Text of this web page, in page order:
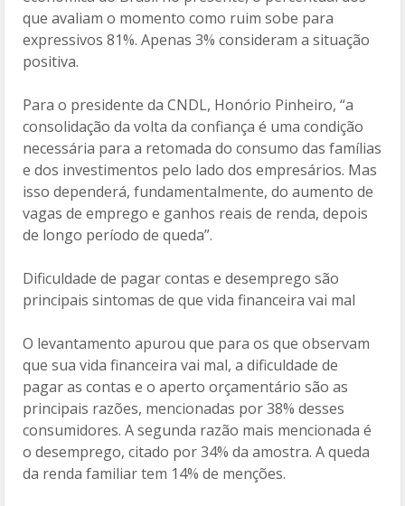
que avaliam o momento como ruim sobe para
expressivos 81%. Apenas 3% consideram a situação
positiva.
Para o presidente da CNDL, Honório Pinheiro, “a
consolidação da volta da confiança é uma condição
necessária para a retomada do consumo das famílias
e dos investimentos pelo lado dos empresários. Mas
isso dependerá, fundamentalmente, do aumento de
vagas de emprego e ganhos reais de renda, depois
de longo período de queda”.
Dificuldade de pagar contas e desemprego são
principais sintomas de que vida financeira vai mal
O levantamento apurou que para os que observam
que sua vida financeira vai mal, a dificuldade de
pagar as contas e o aperto orçamentário são as
principais razões, mencionadas por 38% desses
consumidores. A segunda razão mais mencionada é
o desemprego, citado por 34% da amostra. A queda
da renda familiar tem 14% de menções.